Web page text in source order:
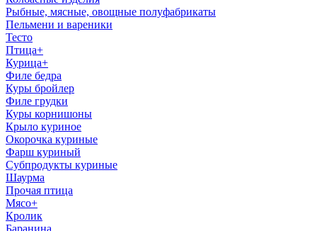
Рыбные, мясные, овощные полуфабрикаты
Пельмени и вареники
Тесто
Птица+
Курица+
Филе бедра
Куры бройлер
Филе грудки
Куры корнишоны
Крыло куриное
Окорочка куриные
Фарш куриный
Субпродукты куриные
Шаурма
Прочая птица
Мясо+
Кролик
Баранина